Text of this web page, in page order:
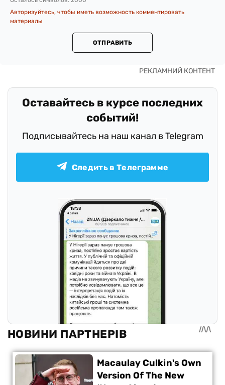
Авторизуйтесь, чтобы иметь возможность комментировать
материалы
ОТПРАВИТЬ
Оставайтесь в курсе последних
событий!
Подписывайтесь на наш канал в Telegram
Следить в Телеграмме